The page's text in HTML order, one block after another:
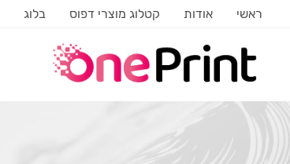
ראשי אודות קטלוג מוצרי דפוס בלוג